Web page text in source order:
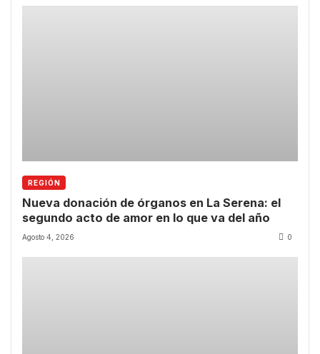
REGIÓN
Nueva donación de órganos en La Serena: el
segundo acto de amor en lo que va del año
Agosto 4, 2026 0